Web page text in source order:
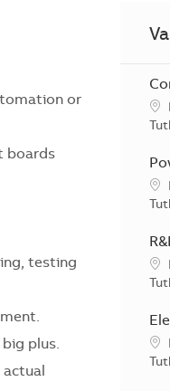
or
boards
testing
plus.